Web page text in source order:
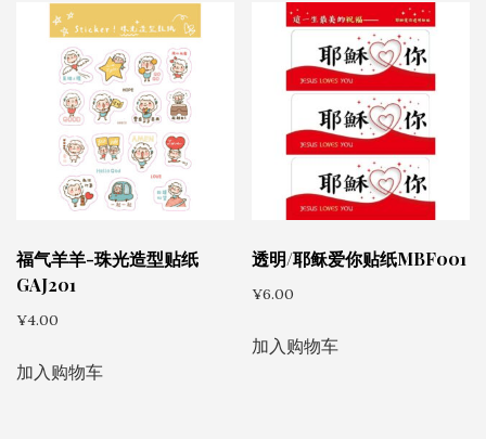
福气羊羊-珠光造型贴纸
GAJ201
¥4.00
加入购物车
透明/耶稣爱你贴纸MBF001
¥6.00
加入购物车